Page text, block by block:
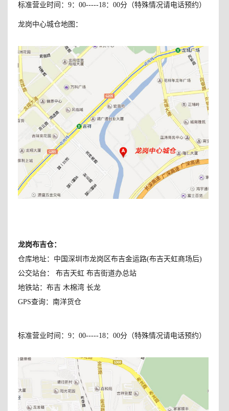
标准营业时间：9：00-----18：00分（特殊情况请电话预约）
龙岗中心城仓地图：
龙岗布吉仓：
仓库地址：中国深圳市龙岗区布吉金运路(布吉天虹商场后)
公交站台： 布吉天虹 布吉街道办总站
地铁站：布吉 木棉湾 长龙
GPS查询：南洋货仓
标准营业时间：9：00-----18：00分（特殊情况请电话预约）